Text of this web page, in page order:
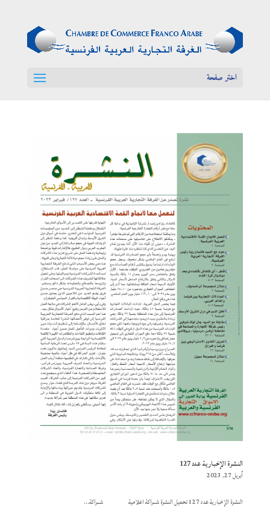
اختر صفحة
النشرة الإخبارية عدد 127
أبريل 27, 2023
النشرة الإخبارية عدد 127 تحميل النشرة شــراكة اعلامية شــراكة...